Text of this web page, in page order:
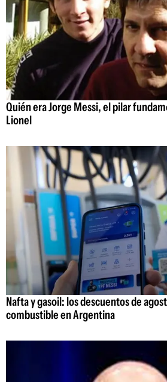
Quién era Jorge Messi, el pilar
Lionel
Nafta y gasoil: los descuentos de
combustible en Argentina